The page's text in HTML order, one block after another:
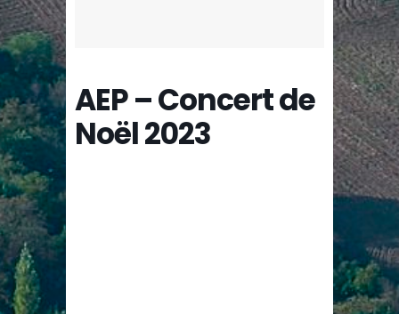
AEP – Concert de
Noël 2023